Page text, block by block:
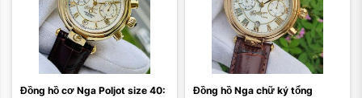
Đồng hồ cơ Nga Poljot size 40:
Đồng hồ Nga chữ ký tổng